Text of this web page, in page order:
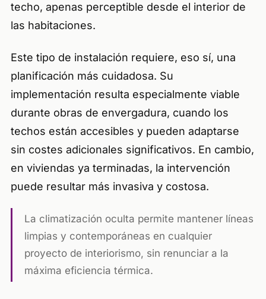
techo, apenas perceptible desde el interior de
las habitaciones.
Este tipo de instalación requiere, eso sí, una
planificación más cuidadosa. Su
implementación resulta especialmente viable
durante obras de envergadura, cuando los
techos están accesibles y pueden adaptarse
sin costes adicionales significativos. En cambio,
en viviendas ya terminadas, la intervención
puede resultar más invasiva y costosa.
La climatización oculta permite mantener líneas
limpias y contemporáneas en cualquier
proyecto de interiorismo, sin renunciar a la
máxima eficiencia térmica.